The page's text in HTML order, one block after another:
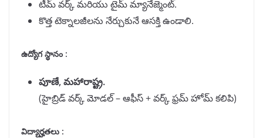
టీమ్ వర్క్ మరియు టైమ్ మ్యానేజ్మెంట్.
కొత్త టెక్నాలజీలను నేర్చుకునే ఆసక్తి ఉండాలి.
ఉద్యోగ స్థానం :
పూణే, మహారాష్ట్ర.
(హైబ్రిడ్ వర్క్ మోడల్ – ఆఫీస్ + వర్క్ ఫ్రమ్ హోమ్ కలిపి)
విద్యార్హతలు :